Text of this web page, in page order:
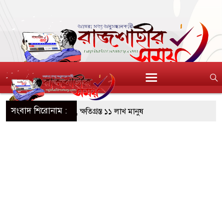
সংবাদ শিরোনাম :
মৃত বেড়ে ৯৫, ক্ষতিগ্রস্ত ১১ লাখ মানুষ